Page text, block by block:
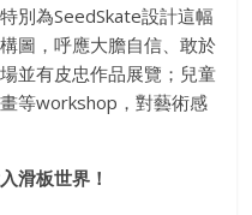
別為SeedSkate設計這幅
圖，呼應大膽自信、敢於
並有皮忠作品展覽；兒童
等workshop，對藝術感
滑板世界！